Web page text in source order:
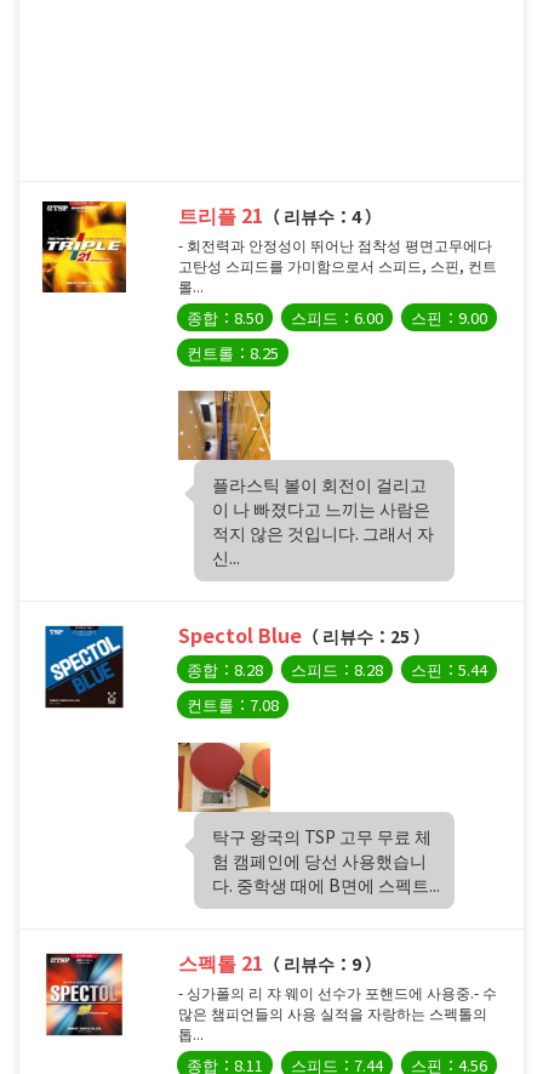
트리플 21 （ 리뷰수：4 ）
- 회전력과 안정성이 뛰어난 점착성 평면고무에다
고탄성 스피드를 가미함으로서 스피드, 스핀, 컨트
롤...
종합：8.50 스피드：6.00
스핀：9.00
컨트롤：8.25
플라스틱 볼이 회전이 걸리고
이 나 빠졌다고 느끼는 사람은
적지 않은 것입니다. 그래서 자
신...
Spectol Blue （ 리뷰수：25 ）
종합：8.28 스피드：8.28
스핀：5.44
컨트롤：7.08
탁구 왕국의 TSP 고무 무료 체
험 캠페인에 당선 사용했습니
다. 중학생 때에 B면에 스펙트...
스펙톨 21 （ 리뷰수：9 ）
- 싱가폴의 리 쟈 웨이 선수가 포핸드에 사용중.- 수
많은 챔피언들의 사용 실적을 자랑하는 스펙톨의
톱...
종합：8.11 스피드：7.44 스핀：4.56